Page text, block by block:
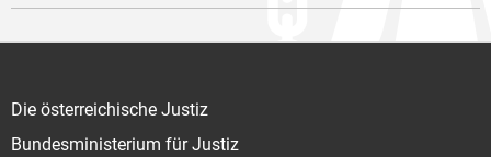
Die österreichische Justiz
Bundesministerium für Justiz